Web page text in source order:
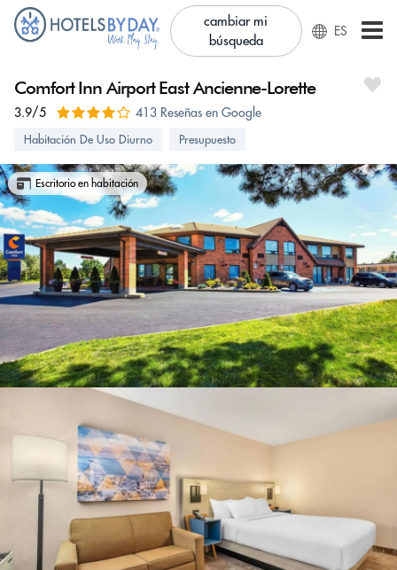
cambiar mi
búsqueda
ES
Comfort Inn Airport East Ancienne-Lorette
3.9/5 413 Reseñas en Google
Habitación De Uso Diurno Presupuesto
Escritorio en habitación